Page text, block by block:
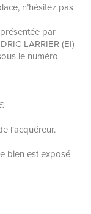
n’hésitez pas
par
LARRIER (EI)
le numéro
l'acquéreur.
bien est exposé